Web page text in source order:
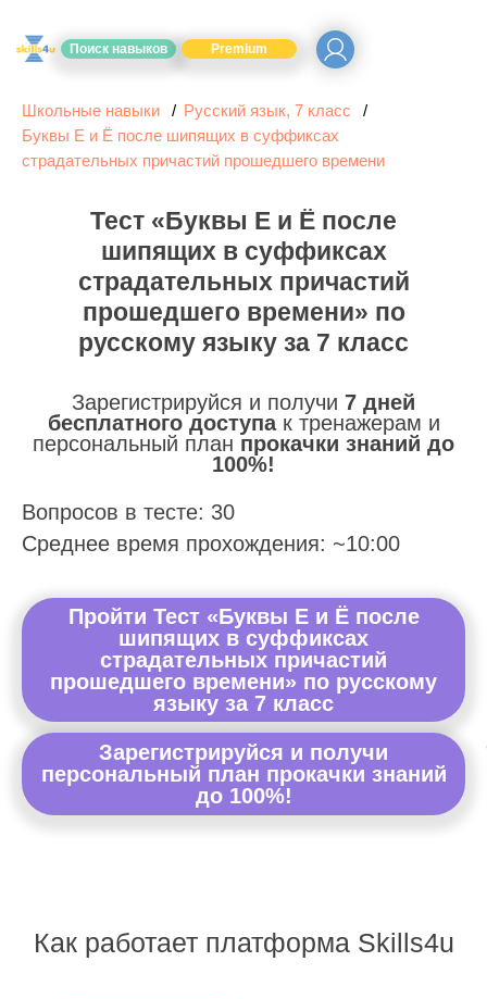
Поиск навыков Premium
Школьные навыки
Русский язык, 7 класс
Буквы Е и Ё после шипящих в суффиксах
страдательных причастий прошедшего времени
Тест «Буквы Е и Ё после
шипящих в суффиксах
страдательных причастий
прошедшего времени» по
русскому языку за 7 класс
Зарегистрируйся и получи 7 дней
бесплатного доступак тренажерам и
персональный план прокачки знаний до
100%!
Вопросов в тесте: 30
Среднее время прохождения: ~10:00
Пройти Тест «Буквы Е и Ё после
шипящих в суффиксах
страдательных причастий
прошедшего времени» по русскому
языку за 7 класс
Зарегистрируйся и получи
персональный план прокачки знаний
до 100%!
Как работает платформа Skills4u